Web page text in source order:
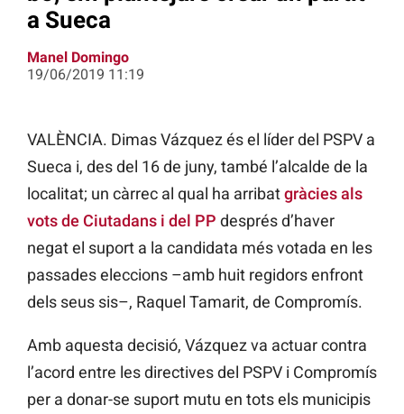
a Sueca
Manel Domingo
19/06/2019 11:19
VALÈNCIA. Dimas Vázquez és el líder del PSPV a
Sueca i, des del 16 de juny, també l’alcalde de la
localitat; un càrrec al qual ha arribatgràcies als
vots de Ciutadans i del PP després d’haver
negat el suport a la candidata més votada en les
passades eleccions –amb huit regidors enfront
dels seus sis–, Raquel Tamarit, de Compromís.
Amb aquesta decisió, Vázquez va actuar contra
l’acord entre les directives del PSPV i Compromís
per a donar-se suport mutu en tots els municipis